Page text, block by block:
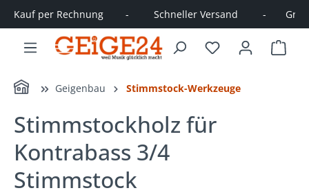
springen
Kauf per Rechnung        -         Schneller Versand         -
Home Geigenbau Stimmstock-Werkzeuge
Stimmstockholz für
Kontrabass 3/4
Stimmstock